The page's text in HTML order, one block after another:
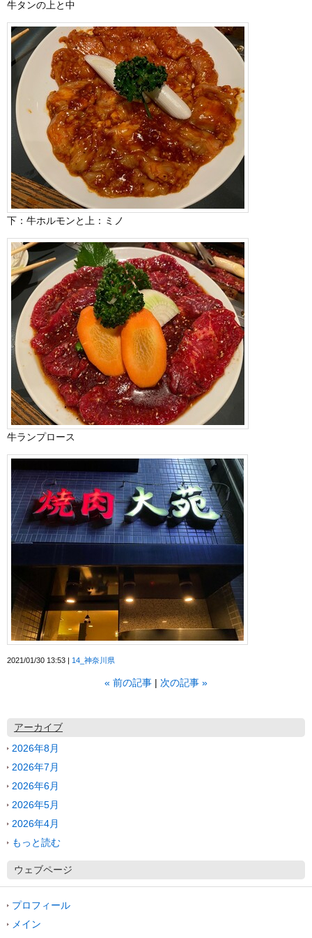
牛タンの上と中
下：牛ホルモンと上：ミノ
牛ランプロース
2021/01/30 13:53 14_神奈川県
« 前の記事 次の記事 »
アーカイブ
2026年8月
2026年7月
2026年6月
2026年5月
2026年4月
もっと読む
ウェブページ
プロフィール
メイン